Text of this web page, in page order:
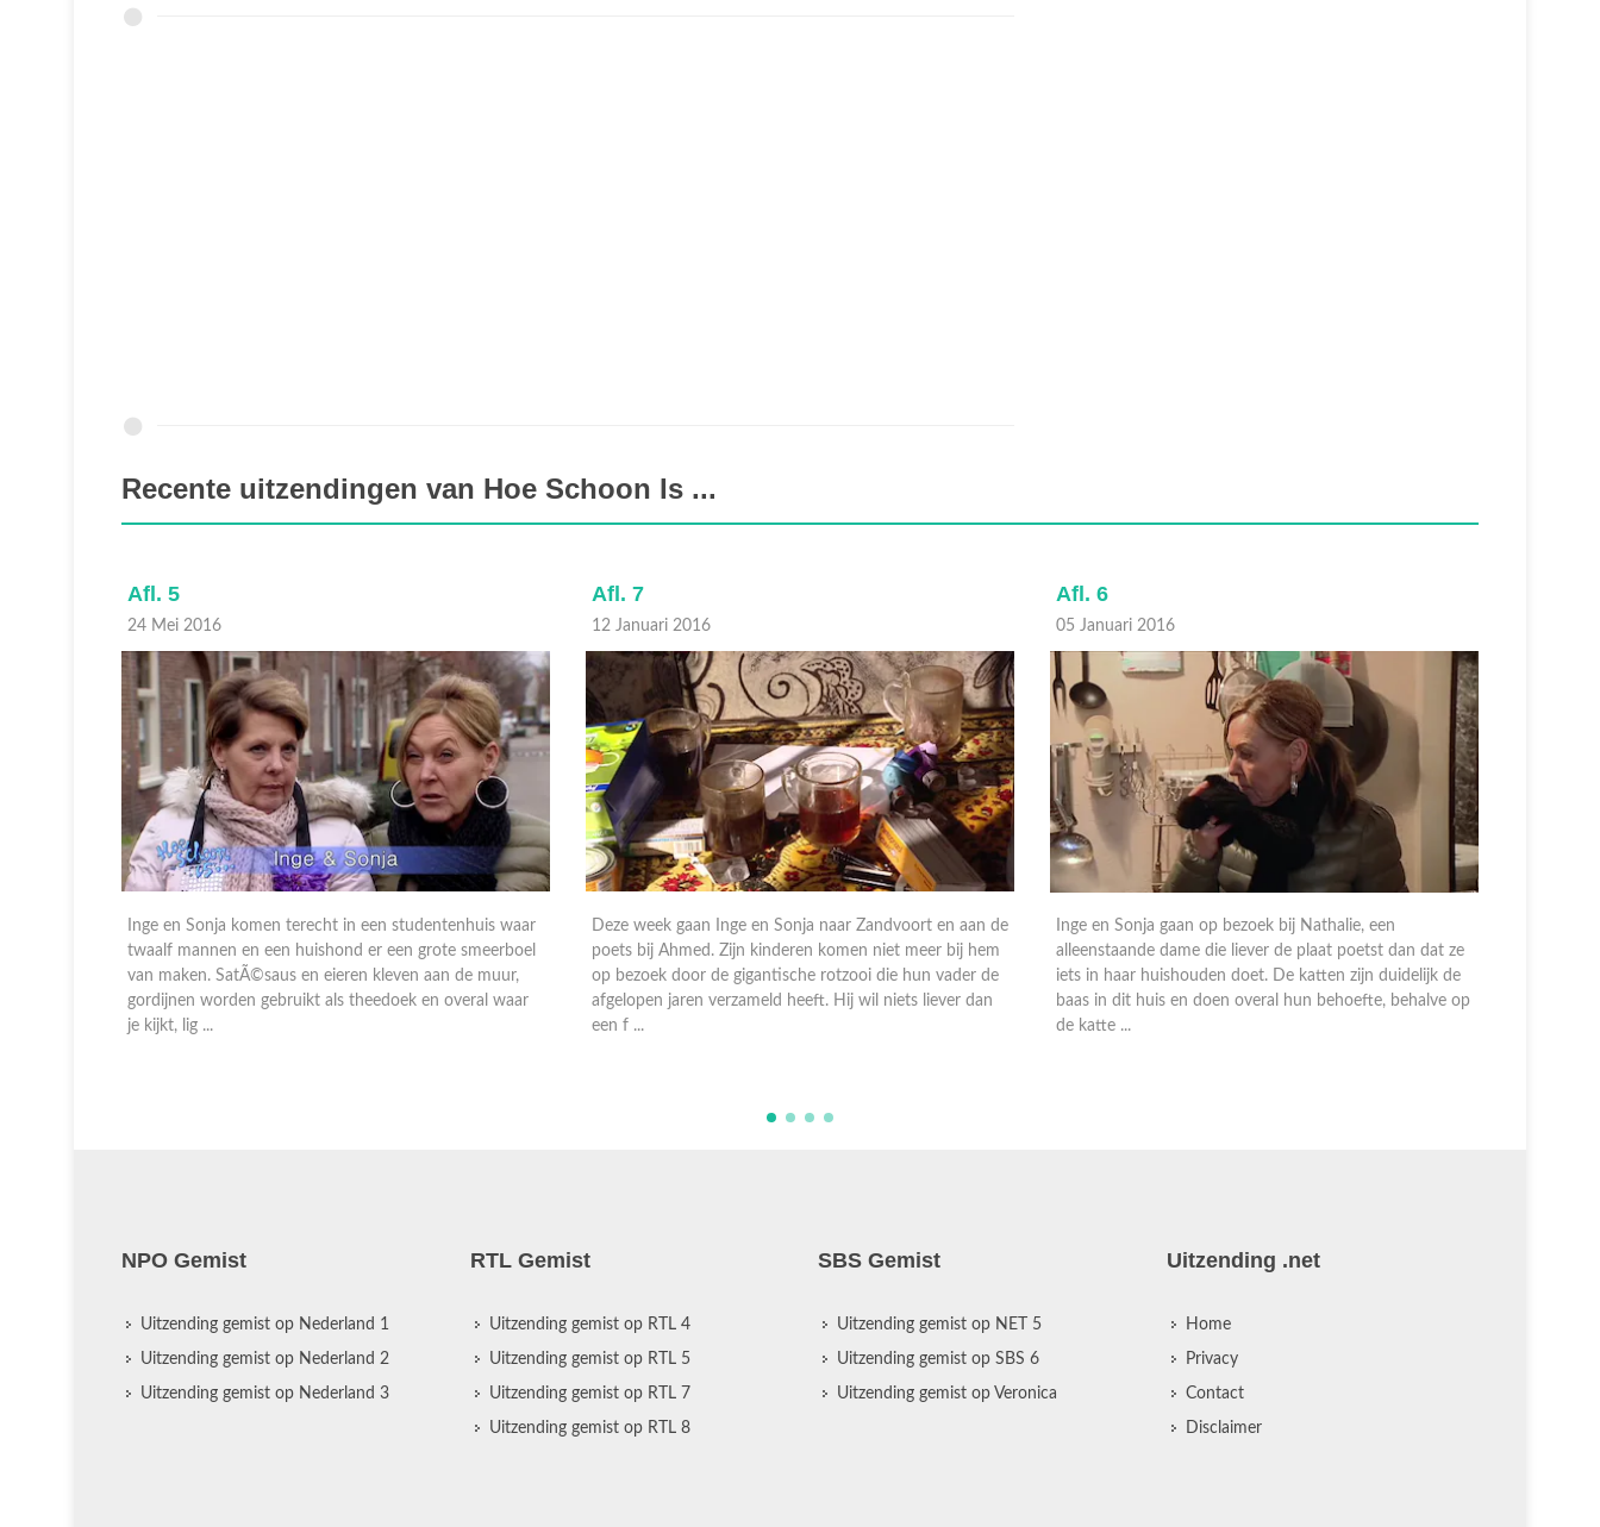
Recente uitzendingen van Hoe Schoon Is ...
Afl. 5
24 Mei 2016
Inge en Sonja komen terecht in een studentenhuis waar
twaalf mannen en een huishond er een grote smeerboel
van maken. SatÃ©saus en eieren kleven aan de muur,
gordijnen worden gebruikt als theedoek en overal waar
je kijkt, lig ...
Afl. 7
12 Januari 2016
Deze week gaan Inge en Sonja naar Zandvoort en aan de
poets bij Ahmed. Zijn kinderen komen niet meer bij hem
op bezoek door de gigantische rotzooi die hun vader de
afgelopen jaren verzameld heeft. Hij wil niets liever dan
een f ...
Afl. 6
05 Januari 2016
Inge en Sonja gaan op bezoek bij Nathalie, een
alleenstaande dame die liever de plaat poetst dan dat ze
iets in haar huishouden doet. De katten zijn duidelijk de
baas in dit huis en doen overal hun behoefte, behalve op
de katte ...
NPO Gemist
Uitzending gemist op Nederland 1
Uitzending gemist op Nederland 2
Uitzending gemist op Nederland 3
RTL Gemist
Uitzending gemist op RTL 4
Uitzending gemist op RTL 5
Uitzending gemist op RTL 7
Uitzending gemist op RTL 8
SBS Gemist
Uitzending gemist op NET 5
Uitzending gemist op SBS 6
Uitzending gemist op Veronica
Uitzending .net
Home
Privacy
Contact
Disclaimer